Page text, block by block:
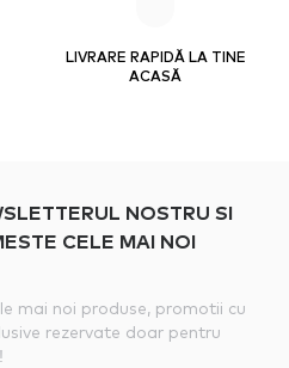
LIVRARE RAPIDĂ LA TINE
ACASĂ
NOSTRU SI
CELE MAI NOI
mai noi produse, promotii cu
rezervate doar pentru